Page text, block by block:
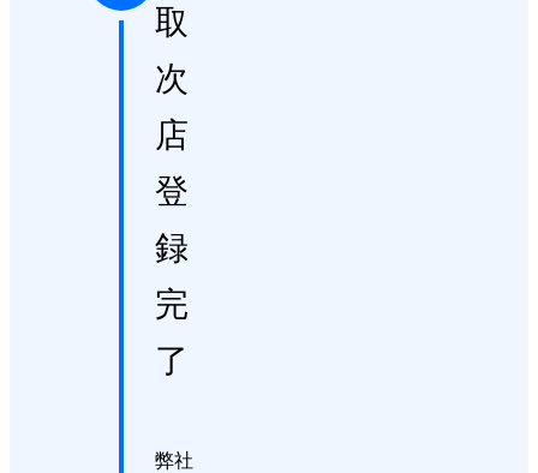
取
次
店
登
録
完
了
弊社